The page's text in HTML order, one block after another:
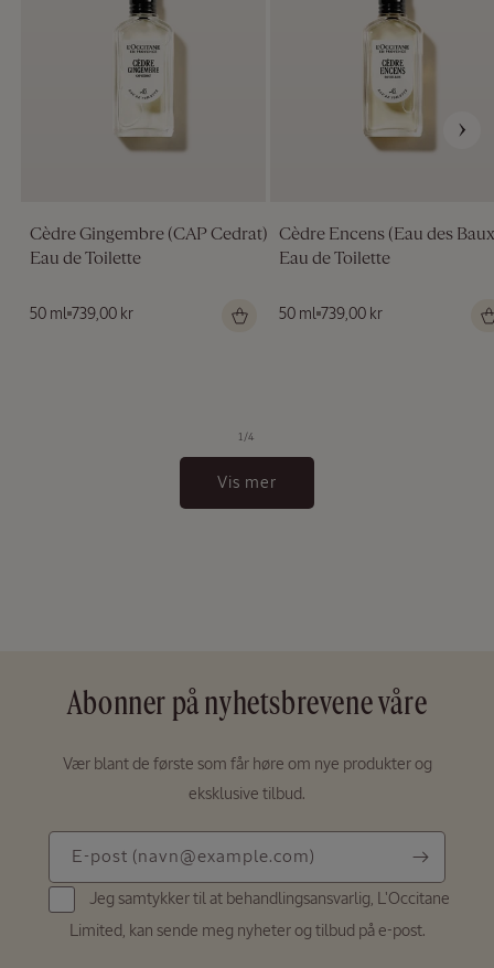
Cèdre Gingembre (CAP Cedrat)
Eau de Toilette
Vanlig
50 ml 739,00 kr
Cèdre Encens (Eau des
Eau de Toilette
Vanlig
50 ml 739,00 kr
1 /av4
Vis mer
Abonner på nyhetsbrevene våre
Vær blant de første som får høre om nye produkter og
eksklusive tilbud.
E-post (navn@example.com)
(navn@example.com)
Jeg samtykker til at behandlingsansvarlig, L'Occitane
Limited, kan sende meg nyheter og tilbud på e-post.